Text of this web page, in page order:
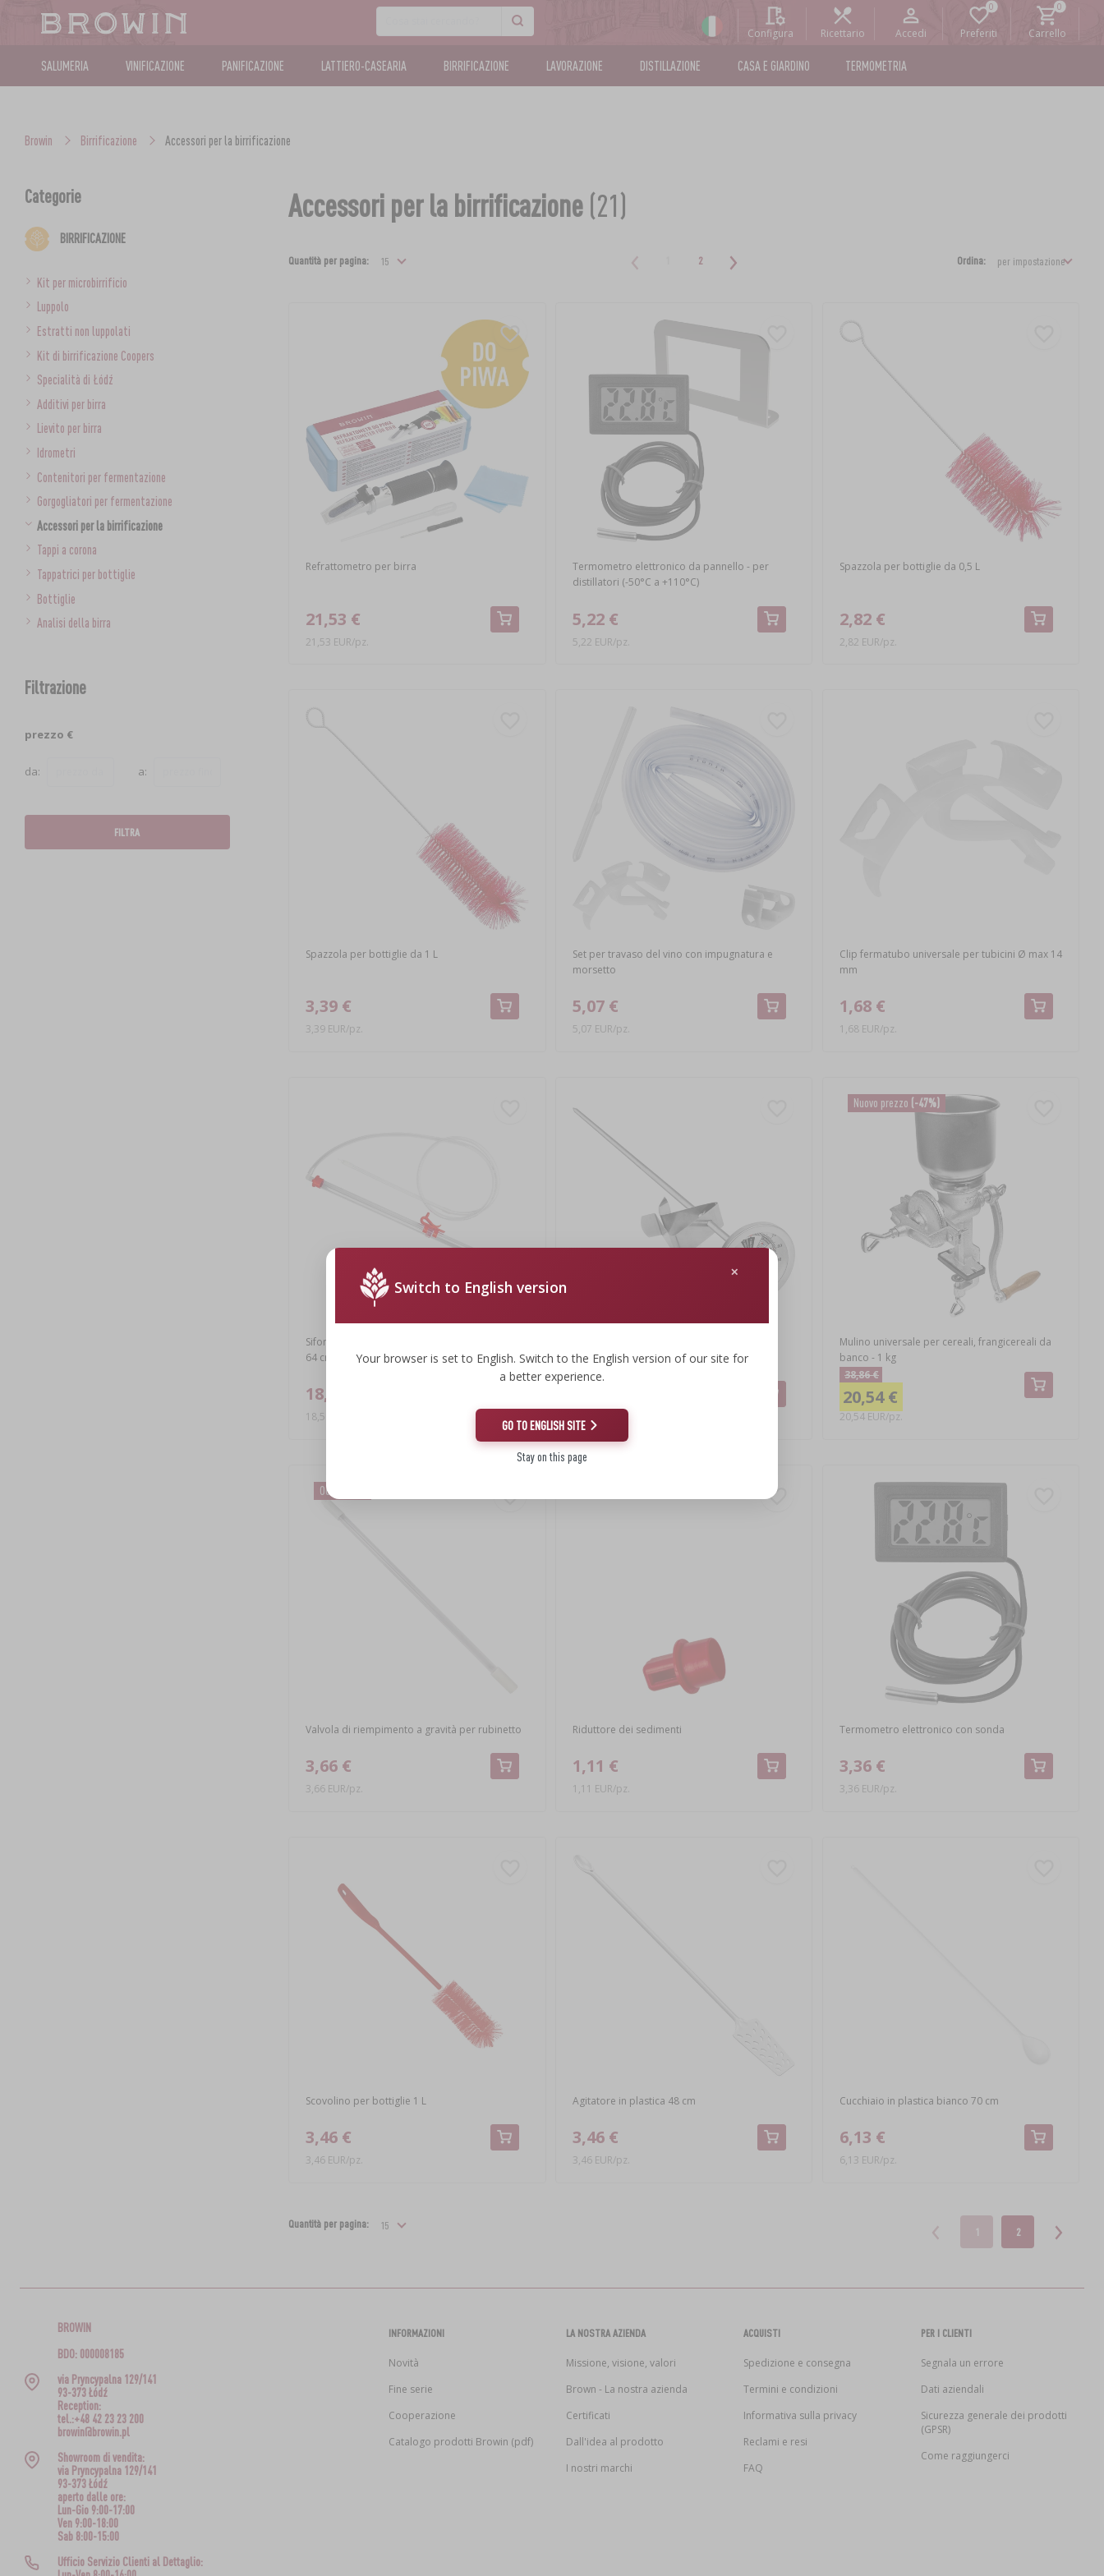
Configura Ricettario Accedi Preferiti Carrello
SALUMERIA VINIFICAZIONE PANIFICAZIONE LATTIERO-CASEARIA BIRRIFICAZIONE LAVORAZIONE DISTILLAZIONE CASA E GIARDINO TERMOMETRIA
Browin Birrificazione Accessori per la birrificazione
Categorie
BIRRIFICAZIONE
Kit per microbirrificio
Luppolo
Estratti non luppolati
Kit di birrificazione Coopers
Specialità di Łódź
Additivi per birra
Lievito per birra
Idrometri
Contenitori per fermentazione
Gorgogliatori per fermentazione
Accessori per la birrificazione
Tappi a corona
Tappatrici per bottiglie
Bottiglie
Analisi della birra
Filtrazione
prezzo €
da: a:
FILTRA
Accessori per la birrificazione(21)
Quantità per pagina: 2 Ordina:
Refrattometro per birra
21,53 €
21,53 EUR/pz.
Termometro elettronico da pannello - per
distillatori (-50°C a +110°C)
5,22 €
5,22 EUR/pz.
Spazzola per bottiglie da 0,5 L
2,82 €
2,82 EUR/pz.
Spazzola per bottiglie da 1 L
3,39 €
3,39 EUR/pz.
Set per travaso del vino con impugnatura e
morsetto
5,07 €
5,07 EUR/pz.
Clip fermatubo universale per tubicini Ø max 14
mm
1,68 €
1,68 EUR/pz.
Sifone automatico con valvola e impugnatura -
64 cm
18,56 €
18,56 EUR/pz.
+100°C) 31,5 cm
7,79 EUR/pz.
Nuovo prezzo (-47%)
Mulino universale per cereali, frangicereali da
banco - 1 kg
38,86 €
20,54 €
20,54 EUR/pz.
Occasione!
Valvola di riempimento a gravità per rubinetto
3,66 €
3,66 EUR/pz.
Riduttore dei sedimenti
1,11 €
1,11 EUR/pz.
Termometro elettronico con sonda
3,36 €
3,36 EUR/pz.
Scovolino per bottiglie 1 L
3,46 €
3,46 EUR/pz.
Agitatore in plastica 48 cm
3,46 €
3,46 EUR/pz.
Cucchiaio in plastica bianco 70 cm
6,13 €
6,13 EUR/pz.
Quantità per pagina:
1 2
Switch to English version
Your browser is set to English. Switch to the English version of our site for
a better experience.
GO TO ENGLISH SITE
Stay on this page
BROWIN
BDO: 000008185
via Pryncypalna 129/141
93-373 Łódź
Reception:
tel.:+48 42 23 23 200
browin@browin.pl
Showroom di vendita:
via Pryncypalna 129/141
93-373 Łódź
aperto dalle ore:
Lun-Gio 9:00-17:00
Ven 9:00-18:00
Sab 8:00-15:00
Ufficio Servizio Clienti al Dettaglio:
INFORMAZIONI
Novità
Fine serie
Cooperazione
Catalogo prodotti Browin (pdf)
LA NOSTRA AZIENDA
Missione, visione, valori
Brown - La nostra azienda
Certificati
Dall'idea al prodotto
I nostri marchi
ACQUISTI
Spedizione e consegna
Termini e condizioni
Informativa sulla privacy
Reclami e resi
FAQ
PER I CLIENTI
Segnala un errore
Dati aziendali
Sicurezza generale dei prodotti
(GPSR)
Come raggiungerci